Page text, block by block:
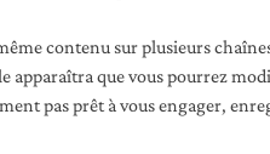
contenu sur plusieurs
que vous pourrez
pas prêt à vous engager,